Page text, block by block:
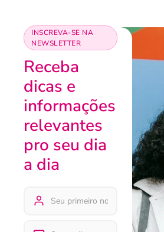
INSCREVA-SE NA
NEWSLETTER
Receba
dicas e
informações
relevantes
pro seu dia
a dia